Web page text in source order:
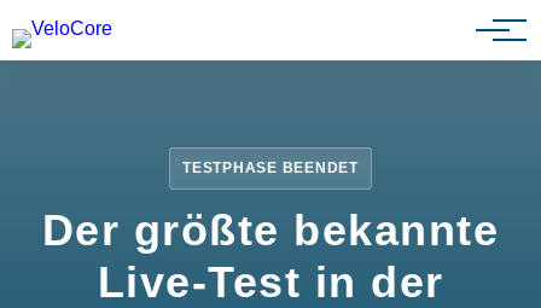
Partnerprogramm
TESTPHASE BEENDET
Der größte bekannte
Live-Test in der